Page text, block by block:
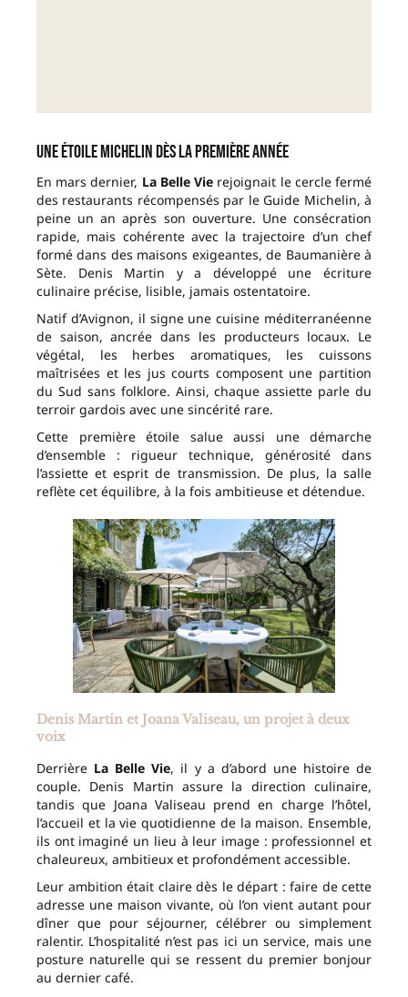
Une étoile Michelin dès la première année
En mars dernier, La Belle Vie rejoignait le cercle fermé
des restaurants récompensés par le Guide Michelin, à
peine un an après son ouverture. Une consécration
rapide, mais cohérente avec la trajectoire d’un chef
formé dans des maisons exigeantes, de Baumanière à
Sète. Denis Martin y a développé une écriture
culinaire précise, lisible, jamais ostentatoire.
Natif d’Avignon, il signe une cuisine méditerranéenne
de saison, ancrée dans les producteurs locaux. Le
végétal, les herbes aromatiques, les cuissons
maîtrisées et les jus courts composent une partition
du Sud sans folklore. Ainsi, chaque assiette parle du
terroir gardois avec une sincérité rare.
Cette première étoile salue aussi une démarche
d’ensemble : rigueur technique, générosité dans
l’assiette et esprit de transmission. De plus, la salle
reflète cet équilibre, à la fois ambitieuse et détendue.
Denis Martin et Joana Valiseau, un projet à deux
voix
Derrière La Belle Vie, il y a d’abord une histoire de
couple. Denis Martin assure la direction culinaire,
tandis que Joana Valiseau prend en charge l’hôtel,
l’accueil et la vie quotidienne de la maison. Ensemble,
ils ont imaginé un lieu à leur image : professionnel et
chaleureux, ambitieux et profondément accessible.
Leur ambition était claire dès le départ : faire de cette
adresse une maison vivante, où l’on vient autant pour
dîner que pour séjourner, célébrer ou simplement
ralentir. L’hospitalité n’est pas ici un service, mais une
posture naturelle qui se ressent du premier bonjour
au dernier café.